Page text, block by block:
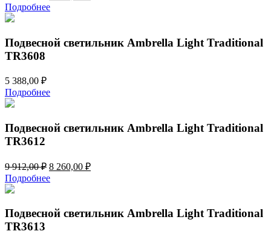
цена
составляла
844,00 ₽.
Подробнее
Подвесной светильник Ambrella Light Traditional
TR3608
5 388,00 ₽
Подробнее
Подвесной светильник Ambrella Light Traditional
TR3612
9 912,00₽ Первоначальная
цена
составляла
912,00 ₽.
8 260,00 ₽Текущая
Подробнее
Подвесной светильник Ambrella Light Traditional
TR3613